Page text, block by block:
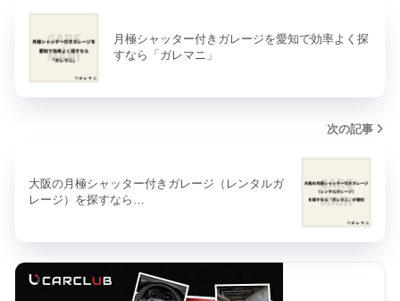
月極シャッター付きガレージを愛知で効率よく探
すなら「ガレマニ」
次の記事
大阪の月極シャッター付きガレージ（レンタルガ
レージ）を探すなら…